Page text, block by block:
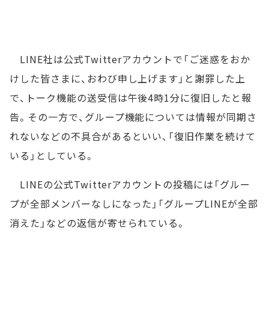
LINE社は公式Twitterアカウントで「ご迷惑をおか
けした皆さまに、おわび申し上げます」と謝罪した上
で、トーク機能の送受信は午後4時1分に復旧したと報
告。その一方で、グループ機能については情報が同期さ
れないなどの不具合があるといい、「復旧作業を続けて
いる」としている。
LINEの公式Twitterアカウントの投稿には「グルー
プが全部メンバーなしになった」「グループLINEが全部
消えた」などの返信が寄せられている。